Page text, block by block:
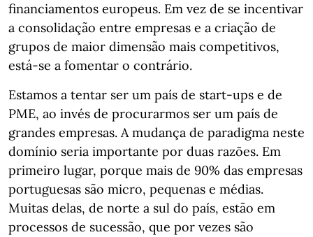
financiamentos europeus. Em vez de se incentivar
a consolidação entre empresas e a criação de
grupos de maior dimensão mais competitivos,
está-se a fomentar o contrário.
Estamos a tentar ser um país de start-ups e de
PME, ao invés de procurarmos ser um país de
grandes empresas. A mudança de paradigma neste
domínio seria importante por duas razões. Em
primeiro lugar, porque mais de 90% das empresas
portuguesas são micro, pequenas e médias.
Muitas delas, de norte a sul do país, estão em
processos de sucessão, que por vezes são